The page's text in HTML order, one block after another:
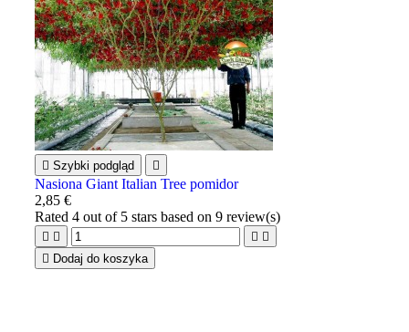
 Szybki podgląd 
Nasiona Giant Italian Tree pomidor
2,85 €
Rated4 out of 5 stars based on9 review(s)
   
 Dodaj do koszyka